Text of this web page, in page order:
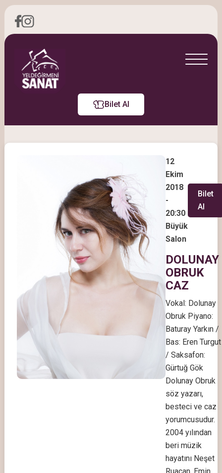
Bilet Al
12
Ekim
2018
-
20:30
Büyük
Salon
Bilet
Al
DOLUNAY
OBRUK
CAZ
Vokal: Dolunay
Obruk Piyano:
Baturay Yarkın /
Bas: Eren Turgut
/ Saksafon:
Gürtuğ Gök
Dolunay Obruk
söz yazarı,
besteci ve caz
yorumcusudur.
2004 yılından
beri müzik
hayatını Neşet